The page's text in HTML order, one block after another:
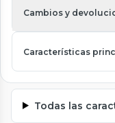
Cambios y
Características
Todas las